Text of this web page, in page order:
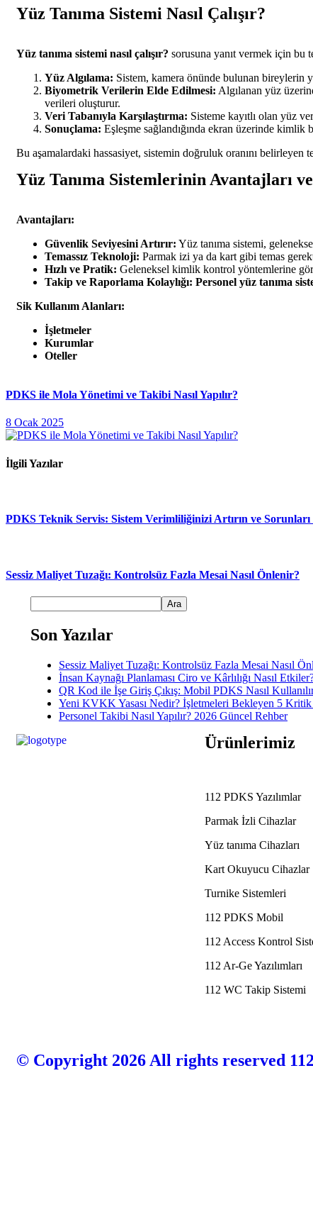
Yüz Tanıma Sistemi Nasıl Çalışır?
Yüz tanıma sistemi nasıl çalışır? sorusuna yanıt vermek için bu
Yüz Algılama: Sistem, kamera önünde bulunan bireylerin
Biyometrik Verilerin Elde Edilmesi: Algılanan yüz
verileri oluşturur.
Veri Tabanıyla Karşılaştırma: Sisteme kayıtlı olan yüz
Sonuçlama: Eşleşme sağlandığında ekran üzerinde
Bu aşamalardaki hassasiyet, sistemin doğruluk oranını
Yüz Tanıma Sistemlerinin Avantajları
Avantajları:
Güvenlik Seviyesini Artırır: Yüz tanıma sistemi,
Temassız Teknoloji: Parmak izi ya da kart gibi temas
Hızlı ve Pratik: Geleneksel kimlik kontrol yöntemlerine
Takip ve Raporlama Kolaylığı: Personel yüz tanıma
Sik Kullanım Alanları:
İşletmeler
Kurumlar
Oteller
PDKS ile Mola Yönetimi ve Takibi Nasıl Yapılır?
8 Ocak 2025
İlgili Yazılar
PDKS Teknik Servis: Sistem Verimliliğinizi Artırın ve Sorunları
Sessiz Maliyet Tuzağı: Kontrolsüz Fazla Mesai Nasıl Önlenir?
Ara
Son Yazılar
Sessiz Maliyet Tuzağı: Kontrolsüz Fazla Mesai Nasıl
İnsan Kaynağı Planlaması Ciro ve Kârlılığı Nasıl
QR Kod ile İşe Giriş Çıkış: Mobil PDKS Nasıl
Yeni KVKK Yasası Nedir? İşletmeleri Bekleyen 5
Personel Takibi Nasıl Yapılır? 2026 Güncel Rehber
Ürünlerimiz
112 PDKS Yazılımlar
Parmak İzli Cihazlar
Yüz tanıma Cihazları
Kart Okuyucu Cihazlar
Turnike Sistemleri
112 PDKS Mobil
112 Access Kontrol
112 Ar-Ge Yazılımları
112 WC Takip Sistemi
© Copyright 2026 All rights reserved 112